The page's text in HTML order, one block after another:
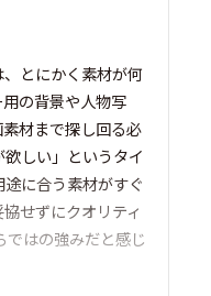
とにかく素材が何
の背景や人物写
材まで探し回る必
しい」というタイ
に合う素材がすぐ
せずにクオリティ
はの強みだと感じ